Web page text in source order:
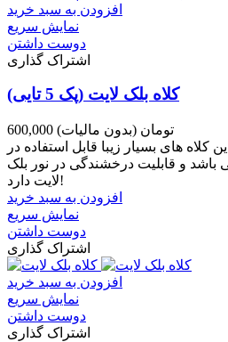
افزودن به سبد خرید
نمایش سریع
دوست داشتن
اشتراک گذاری
کلاه بلک لایت (پک 5 تایی)
600,000 تومان (بدون مالیات)
5 تایی) این کلاه های بسیار زیبا قابل استفاده در
و قابلیت درخشندگی در نور بلک
لایت دارد!
افزودن به سبد خرید
نمایش سریع
دوست داشتن
اشتراک گذاری
افزودن به سبد خرید
نمایش سریع
دوست داشتن
اشتراک گذاری